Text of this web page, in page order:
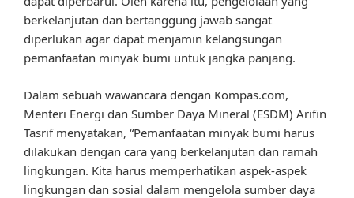
berkelanjutan dan bertanggung jawab sangat
diperlukan agar dapat menjamin kelangsungan
pemanfaatan minyak bumi untuk jangka panjang.
Dalam sebuah wawancara dengan Kompas.com,
Menteri Energi dan Sumber Daya Mineral (ESDM) Arifin
Tasrif menyatakan, “Pemanfaatan minyak bumi harus
dilakukan dengan cara yang berkelanjutan dan ramah
lingkungan. Kita harus memperhatikan aspek-aspek
lingkungan dan sosial dalam mengelola sumber daya